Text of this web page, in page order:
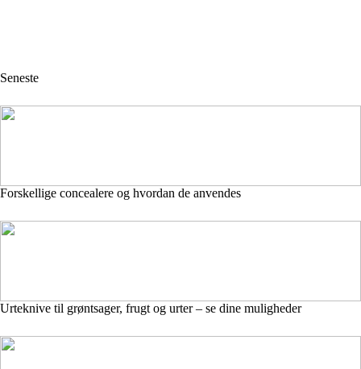
Seneste
Forskellige concealere og hvordan de anvendes
Urteknive til grøntsager, frugt og urter – se dine muligheder